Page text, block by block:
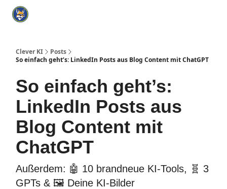
Clever KI
Posts
So einfach geht’s: LinkedIn Posts aus Blog Content mit ChatGPT
So einfach geht’s:
LinkedIn Posts aus
Blog Content mit
ChatGPT
Außerdem: 🤖 10 brandneue KI-Tools, 🧬 3
GPTs & 🖼️ Deine KI-Bilder